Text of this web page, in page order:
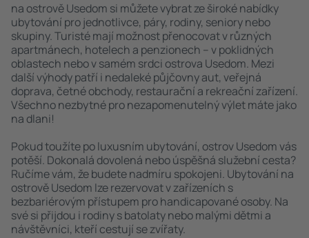
na ostrově Usedom si můžete vybrat ze široké nabídky
ubytování pro jednotlivce, páry, rodiny, seniory nebo
skupiny. Turisté mají možnost přenocovat v různých
apartmánech, hotelech a penzionech – v poklidných
oblastech nebo v samém srdci ostrova Usedom. Mezi
další výhody patří i nedaleké půjčovny aut, veřejná
doprava, četné obchody, restaurační a rekreační zařízení.
Všechno nezbytné pro nezapomenutelný výlet máte jako
na dlani!
Pokud toužíte po luxusním ubytování, ostrov Usedom vás
potěší. Dokonalá dovolená nebo úspěšná služební cesta?
Ručíme vám, že budete nadmíru spokojeni. Ubytování na
ostrově Usedom lze rezervovat v zařízeních s
bezbariérovým přístupem pro handicapované osoby. Na
své si přijdou i rodiny s batolaty nebo malými dětmi a
návštěvníci, kteří cestují se zvířaty.